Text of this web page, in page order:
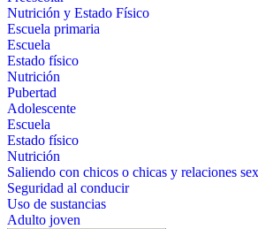
Nutrición y Estado Físico
Escuela primaria
Escuela
Estado físico
Nutrición
Pubertad
Adolescente
Escuela
Estado físico
Nutrición
Saliendo con chicos o chicas y relaciones
Seguridad al conducir
Uso de sustancias
Adulto joven